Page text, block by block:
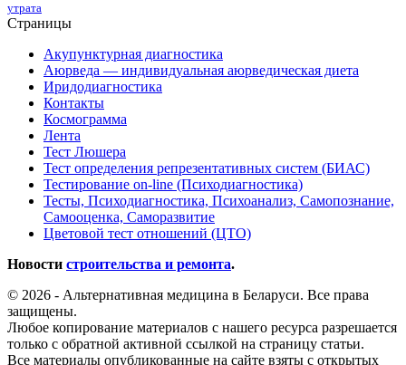
утрата
Страницы
Акупунктурная диагностика
Аюрведа — индивидуальная аюрведическая диета
Иридодиагностика
Контакты
Космограмма
Лента
Тест Люшера
Тест определения репрезентативных систем (БИАС)
Тестирование on-line (Психодиагностика)
Тесты, Психодиагностика, Психоанализ, Самопознание,
Самооценка, Саморазвитие
Цветовой тест отношений (ЦТО)
Новости строительства и ремонта.
© 2026 - Альтернативная медицина в Беларуси. Все права
защищены.
Любое копирование материалов с нашего ресурса разрешается
только с обратной активной ссылкой на страницу статьи.
Все материалы опубликованные на сайте взяты с открытых